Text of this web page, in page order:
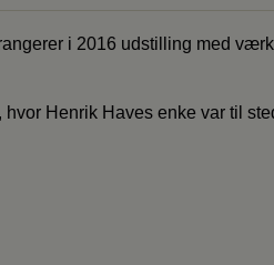
i 2016 udstilling med
Henrik Haves enke var til